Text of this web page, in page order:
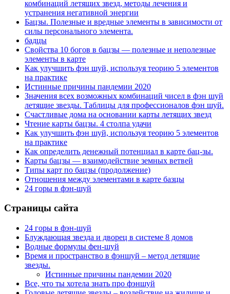
комбинаций летящих звезд, методы лечения и
устранения негативной энергии
Бацзы. Полезные и вредные элементы в зависимости от
силы персонального элемента.
бадцы
Свойства 10 богов в бацзы — полезные и неполезные
элементы в карте
Как улучшить фэн шуй, используя теорию 5 элементов
на практике
Истинные причины пандемии 2020
Значения всех возможных комбинаций чисел в фэн шуй
летящие звезды. Таблицы для профессионалов фэн шуй.
Счастливые дома на основании карты летящих звезд
Чтение карты бацзы. 4 столпа удачи
Как улучшить фэн шуй, используя теорию 5 элементов
на практике
Как определить денежный потенциал в карте бац-зы.
Карты бацзы — взаимодействие земных ветвей
Типы карт по бацзы (продолжение)
Отношения между элементами в карте базцы
24 горы в фэн-шуй
Страницы сайта
24 горы в фэн-шуй
Блуждающая звезда и дворец в системе 8 домов
Водные формулы фен-шуй
Время и пространство в фэншуй – метод летящие
звезды.
Истинные причины пандемии 2020
Все, что ты хотела знать про фэншуй